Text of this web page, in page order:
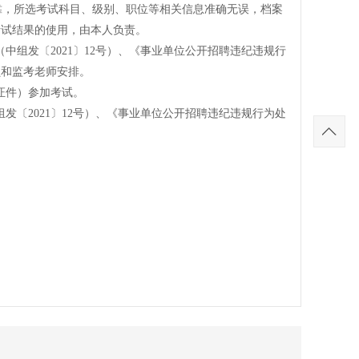
所选考试科目、级别、职位等相关信息准确无误，档案
结果的使用，由本人负责。
组发〔2021〕12号）、《事业单位公开招聘违纪违规行
监考老师安排。
）参加考试。
〔2021〕12号）、《事业单位公开招聘违纪违规行为处